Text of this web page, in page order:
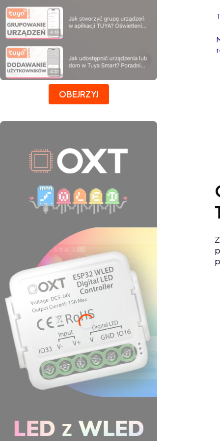
Naciśnij Enter lub spację, aby otworzyć stronę.
OBEJRZYJ